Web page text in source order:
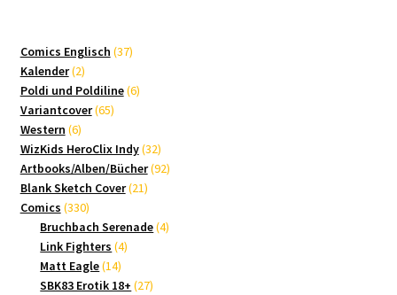
Comics Englisch 3737
Kalender 22
Produkte
Poldi und Poldiline 66
Variantcover 6565
Western 66
Produkte
WizKids HeroClix Indy 3232
Produkte
Artbooks/Alben/Bücher 9292
Blank Sketch Cover 2121
Comics 330330
Produkte
Bruchbach Serenade 44
Link Fighters 44
Matt Eagle 1414
Produkte
SBK83 Erotik 18+ 2727